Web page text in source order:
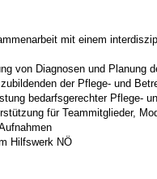
mit einem
von Diagnosen und Planung
der Pflege- und
bedarfsgerechter Pflege-
für Teammitglieder,
Hilfswerk NÖ